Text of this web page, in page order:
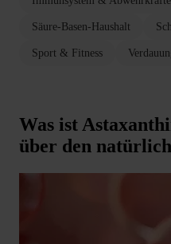
Säure-Basen-Haushalt
Sport & Fitness
Was ist
über den